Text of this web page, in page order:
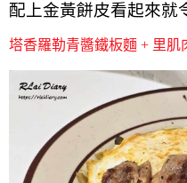
配上金黃餅皮看起來就
塔香羅勒青醬鐵板麵 + 里肌